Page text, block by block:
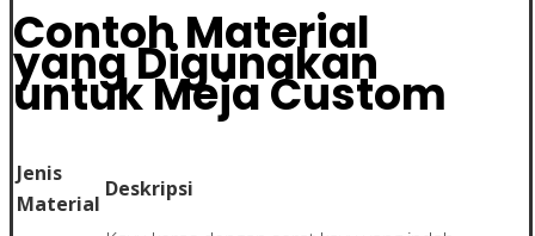
Contoh Material
yang Digunakan
untuk Meja Custom
Jenis
Material
Deskripsi